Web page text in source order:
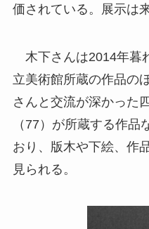
価されている。展示は
木下さんは2014年暮
立美術館所蔵の作品の
さんと交流が深かった
（77）が所蔵する作品
おり、版木や下絵、作
見られる。